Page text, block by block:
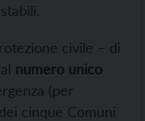
civile – di
numero unico
(per
cinque Comuni